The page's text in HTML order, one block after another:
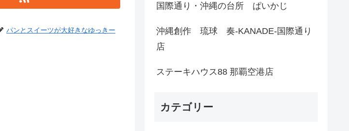
パンとスイーツが大好きなゆっきー
国際通り・沖縄の台所 ぱいかじ
沖縄創作 琉球 奏-KANADE-国際通り
店
ステーキハウス88 那覇空港店
カテゴリー